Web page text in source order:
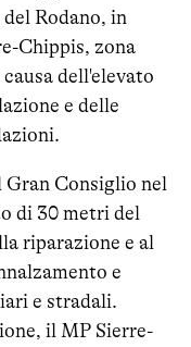
Rodano, in
Chippis, zona
dell'elevato
e delle
Consiglio nel
di 30 metri del
riparazione e al
e
e stradali.
il MP Sierre-